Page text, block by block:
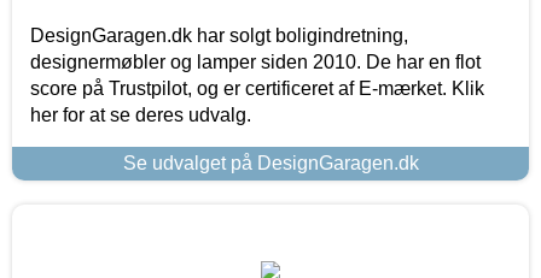
DesignGaragen.dk har solgt boligindretning,
designermøbler og lamper siden 2010. De har en flot
score på Trustpilot, og er certificeret af E-mærket. Klik
her for at se deres udvalg.
Se udvalget på DesignGaragen.dk